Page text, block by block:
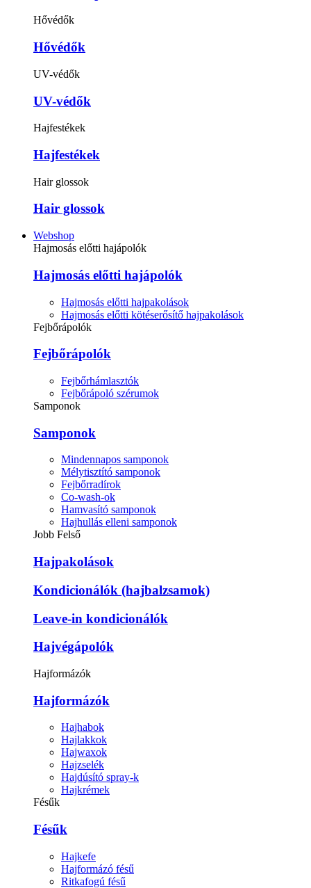
Hővédők
Hővédők
UV-védők
UV-védők
Hajfestékek
Hajfestékek
Hair glossok
Hair glossok
Webshop
Hajmosás előtti hajápolók
Hajmosás előtti hajápolók
Hajmosás előtti hajpakolások
Hajmosás előtti kötéserősítő hajpakolások
Fejbőrápolók
Fejbőrápolók
Fejbőrhámlasztók
Fejbőrápoló szérumok
Samponok
Samponok
Mindennapos samponok
Mélytisztító samponok
Fejbőrradírok
Co-wash-ok
Hamvasító samponok
Hajhullás elleni samponok
Jobb Felső
Hajpakolások
Kondicionálók (hajbalzsamok)
Leave-in kondicionálók
Hajvégápolók
Hajformázók
Hajformázók
Hajhabok
Hajlakkok
Hajwaxok
Hajzselék
Hajdúsító spray-k
Hajkrémek
Fésűk
Fésűk
Hajkefe
Hajformázó fésű
Ritkafogú fésű